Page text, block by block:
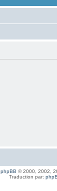
phpBB © 2000, 2002,
Traduction par: